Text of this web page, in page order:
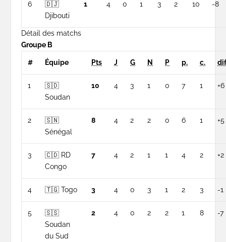
6
🇩🇯
Djibouti
1 4 0 1 3 2 10 -8
Détail des matchs
Groupe B
# Équipe Pts J G N P p. c.
1
🇸🇩
Soudan
10 4 3 1 0 7 1 +6
2
🇸🇳
Sénégal
8 4 2 2 0 6 1 +5
3
🇨🇩 RD
Congo
7 4 2 1 1 4 2 +2
4 🇹🇬 Togo 3 4 0 3 1 2 3 -1
5
🇸🇸
Soudan
du Sud
2 4 0 2 2 1 8 -7